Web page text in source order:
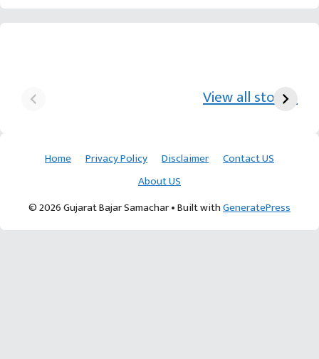
View all stories
ખેડૂતની કમાલ આચાર્ય દેવવ્રતજી
Home Privacy Policy Disclaimer
Contact US
About US
© 2026 Gujarat Bajar Samachar• Built withGeneratePress